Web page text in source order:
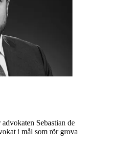
Sebastian de
i mål som rör grova